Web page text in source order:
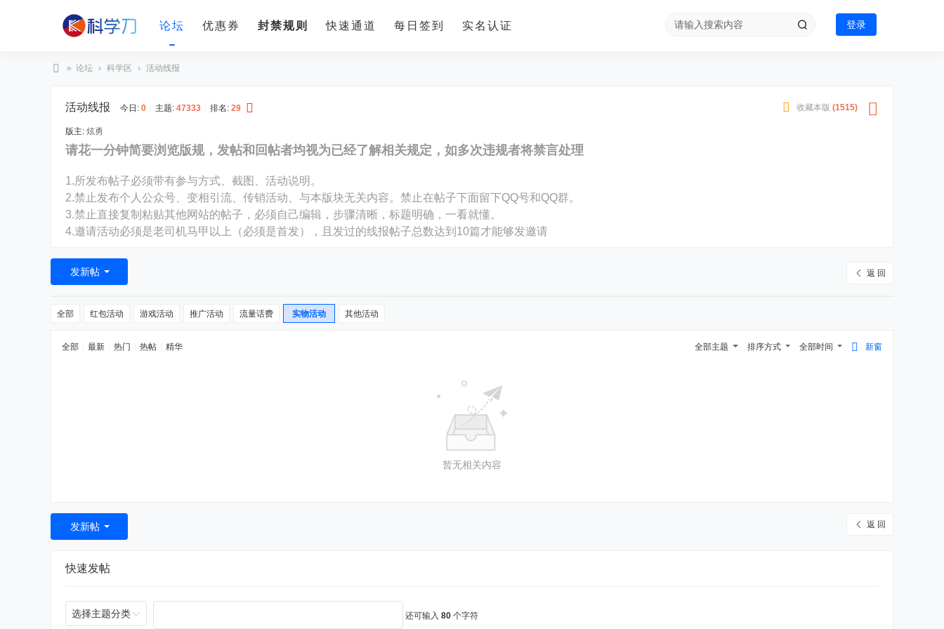
论坛 优惠券 封禁规则 快速通道 每日签到 实名认证 登录
» 论坛 › 科学区 › 活动线报
收藏本版 (1515)
活动线报 今日: 0 主题: 47333 排名: 29
版主: 炫勇
请花一分钟简要浏览版规，发帖和回帖者均视为已经了解相关规定，如多次违规者将禁言处理
1.所发布帖子必须带有参与方式、截图、活动说明。
2.禁止发布个人公众号、变相引流、传销活动、与本版块无关内容。禁止在帖子下面留下QQ号和QQ群。
3.禁止直接复制粘贴其他网站的帖子，必须自己编辑，步骤清晰，标题明确，一看就懂。
4.邀请活动必须是老司机马甲以上（必须是首发），且发过的线报帖子总数达到10篇才能够发邀请
返 回
发新帖
全部 红包活动 游戏活动 推广活动 流量话费 实物活动 其他活动
新窗
全部时间
排序方式
全部主题
全部 最新 热门 热帖 精华
暂无相关内容
返 回
发新帖
快速发帖
选择主题分类 还可输入 80 个字符